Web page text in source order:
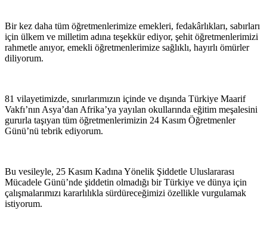
Bir kez daha tüm öğretmenlerimize emekleri, fedakârlıkları, sabırları
için ülkem ve milletim adına teşekkür ediyor, şehit öğretmenlerimizi
rahmetle anıyor, emekli öğretmenlerimize sağlıklı, hayırlı ömürler
diliyorum.
81 vilayetimizde, sınırlarımızın içinde ve dışında Türkiye Maarif
Vakfı’nın Asya’dan Afrika’ya yayılan okullarında eğitim meşalesini
gururla taşıyan tüm öğretmenlerimizin 24 Kasım Öğretmenler
Günü’nü tebrik ediyorum.
Bu vesileyle, 25 Kasım Kadına Yönelik Şiddetle Uluslararası
Mücadele Günü’nde şiddetin olmadığı bir Türkiye ve dünya için
çalışmalarımızı kararlılıkla sürdüreceğimizi özellikle vurgulamak
istiyorum.